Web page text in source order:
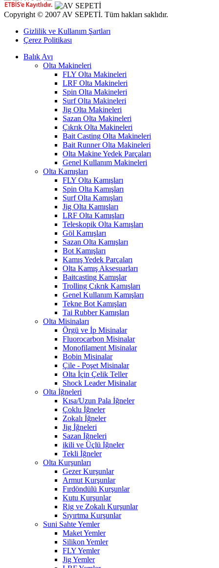
Copyright © 2007 AV SEPETİ. Tüm hakları saklıdır.
Gizlilik ve Kullanım Şartları
Çerez Politikası
Balık Avı
Olta Makineleri
FLY Olta Makineleri
LRF Olta Makineleri
Spin Olta Makineleri
Surf Olta Makineleri
Jig Olta Makineleri
Sazan Olta Makineleri
Çıkrık Olta Makineleri
Bait Casting Olta Makineleri
Bait Runner Olta Makineleri
Olta Makine Yedek Parçaları
Genel Kullanım Makineleri
Olta Kamışları
FLY Olta Kamışları
Spin Olta Kamışları
Surf Olta Kamışları
Jig Olta Kamışları
LRF Olta Kamışları
Teleskopik Olta Kamışları
Göl Kamışları
Sazan Olta Kamışları
Bot Kamışları
Kamış Yedek Parçaları
Olta Kamış Aksesuarları
Baitcasting Kamışlar
Trolling Çıkrık Kamışları
Genel Kullanım Kamışları
Tekne Bot Kamışları
Tai Rubber Kamışları
Olta Misinaları
Örgü ve İp Misinalar
Fluorocarbon Misinalar
Monofilament Misinalar
Bobin Misinalar
Çile - Poşet Misinalar
Olta İçin Çelik Teller
Shock Leader Misinalar
Olta İğneleri
Kısa/Uzun Pala İğneler
Çoklu İğneler
Zokalı İğneler
Jig İğneleri
Sazan İğneleri
ikili ve Üçlü İğneler
Tekli İğneler
Olta Kurşunları
Gezer Kurşunlar
Armut Kurşunlar
Fırdöndülü Kurşunlar
Kutu Kurşunlar
Rig ve Zokalı Kurşunlar
Sıyırtma Kurşunlar
Suni Sahte Yemler
Maket Yemler
Silikon Yemler
FLY Yemler
Jig Yemler